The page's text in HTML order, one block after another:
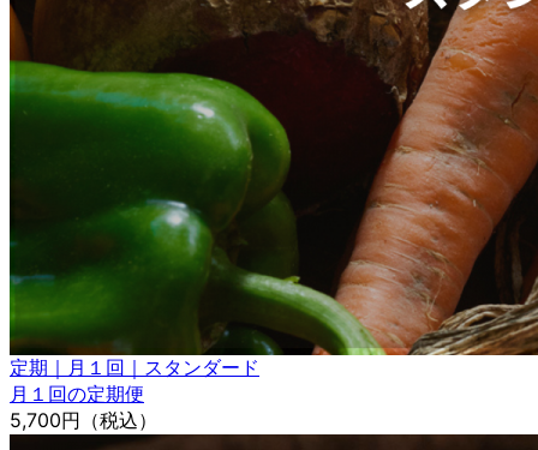
定期｜月１回｜スタンダード
月１回の定期便
5,700円 （税込）